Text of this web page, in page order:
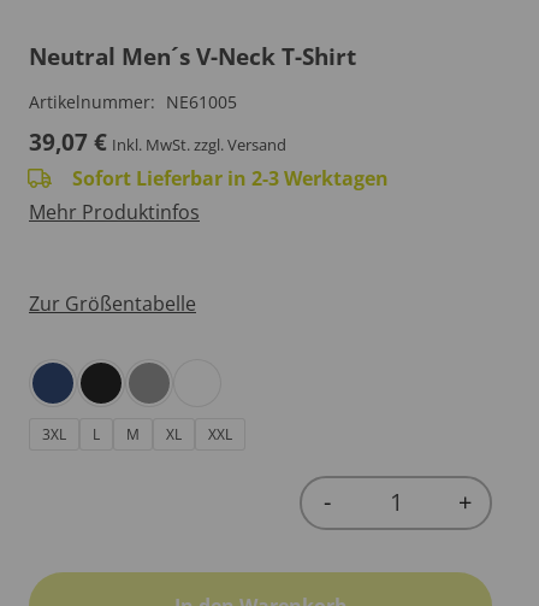
Neutral Men´s V-Neck T-Shirt
Artikelnummer: NE61005
39,07€ Inkl. MwSt.zzgl. Versand
Sofort Lieferbar in 2-3 Werktagen
Mehr Produktinfos
Zur Größentabelle
3XL L M XL XXL
Quantity
- +